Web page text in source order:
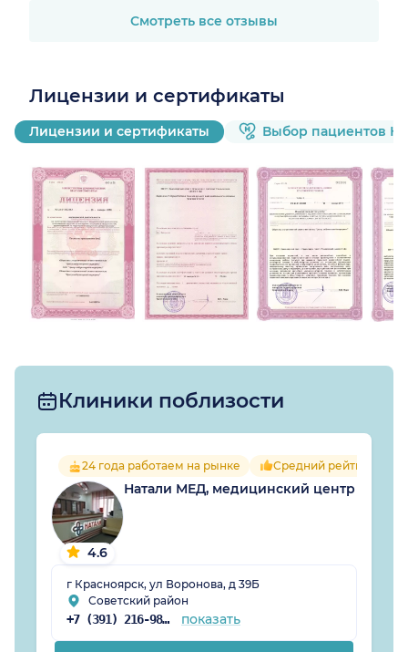
Лечение, назначенноеСмотреть все отзывы
Лицензии и сертификаты
Лицензии и сертификаты Выбор пациентов
Клиники поблизости
24 года работаем на рынке Средний рейтинг
4.6
Натали МЕД, медицинский центр
г Красноярск, ул Воронова, д 39Б
Советский район
+7 (391) 216-98-61 показать